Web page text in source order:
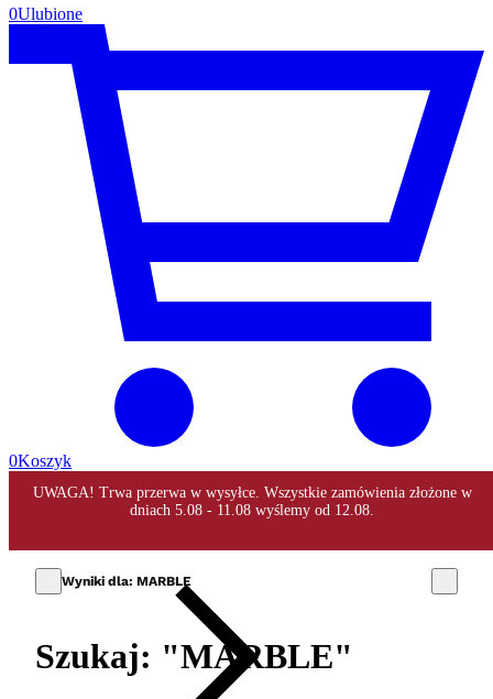
0Ulubione
0Koszyk
Wyniki dla: MARBLE
Szukaj: "MARBLE"